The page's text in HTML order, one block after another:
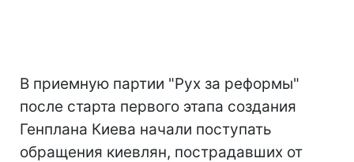
В приемную партии "Рух за реформы"
после старта первого этапа создания
Генплана Киева начали поступать
обращения киевлян, пострадавших от